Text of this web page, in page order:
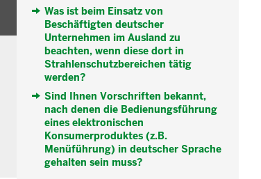
Was ist beim Einsatz von
Beschäftigten deutscher
Unternehmen im Ausland zu
beachten, wenn diese dort in
Strahlenschutzbereichen tätig
werden?
Sind Ihnen Vorschriften bekannt,
nach denen die Bedienungsführung
eines elektronischen
Konsumerproduktes (z.B.
Menüführung) in deutscher Sprache
gehalten sein muss?